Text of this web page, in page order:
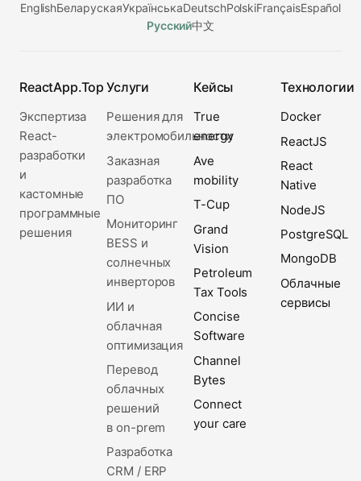
EnglishБеларускаяУкраїнськаDeutschPolskiFrançaisEspañol
Русский中文
ReactApp.Top
Экспертиза
React-
разработки
и
кастомные
программные
решения
Услуги
Решения для
электромобильности
Заказная
разработка
ПО
Мониторинг
BESS и
солнечных
инверторов
ИИ и
облачная
оптимизация
Перевод
облачных
решений
в on-prem
Разработка
CRM / ERP
Кейсы
True
energy
Ave
mobility
T-Cup
Grand
Vision
Petroleum
Tax Tools
Concise
Software
Channel
Bytes
Connect
your care
Технологии
Docker
ReactJS
React
Native
NodeJS
PostgreSQL
MongoDB
Облачные
сервисы